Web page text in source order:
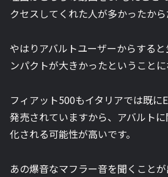
クセスしてくれた人が多かったから
やはりアバルトユーザーからする
ンパクトが大きかったということに
フィアット500もイタリアでは既に
発売されていますから、アバルト
化される可能性が高いです。
あの爆音なマフラー音を聞くこと